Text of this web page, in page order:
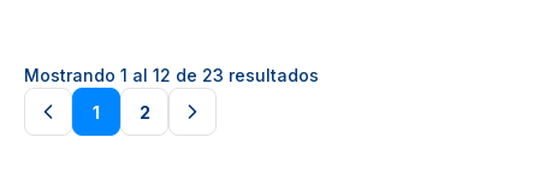
Mostrando 1 al 12 de 23 resultados
1
2